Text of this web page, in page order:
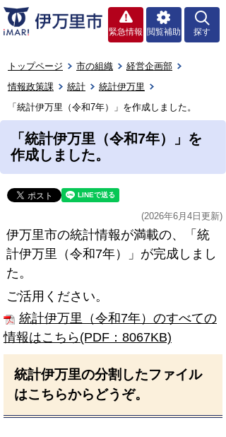
緊急情報 閲覧補助 探す
トップページ 市の組織
経営企画部
情報政策課
統計
統計伊万里
「統計伊万里（令和7年）」を作成しました。
「統計伊万里（令和7年）」を
作成しました。
(2026年6月4日更新)
伊万里市の統計情報が満載の、「統
計伊万里（令和7年）」が完成しまし
た。
ご活用ください。
統計伊万里（令和7年）のすべての
情報はこちら(PDF：8067KB)
統計伊万里の分割したファイル
はこちらからどうぞ。